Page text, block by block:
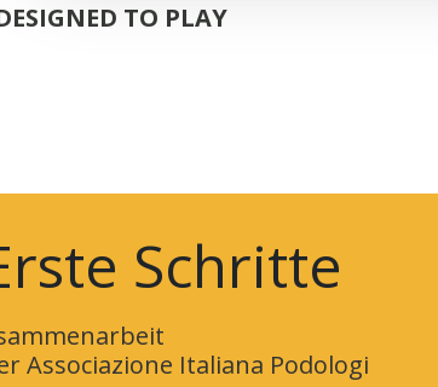
TO PLAY
Schritte
Associazione Italiana Podologi